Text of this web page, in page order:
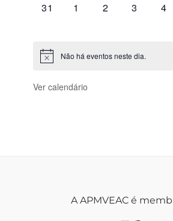
0
31
0
1
0
2
0
3
0
4
Não há eventos neste dia.
Ver calendário
A APMVEAC é